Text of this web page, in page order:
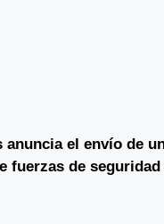
anuncia el envío de
fuerzas de